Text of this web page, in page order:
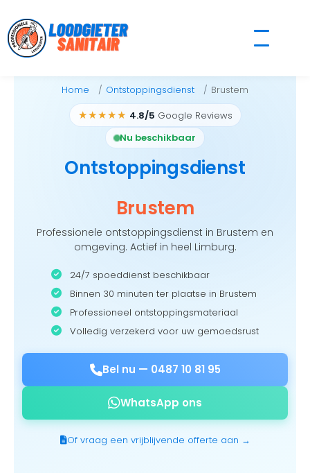
to
content
Home Ontstoppingsdienst Brustem
★★★★★ 4.8/5 Google Reviews
Nu beschikbaar
Ontstoppingsdienst
Brustem
Professionele ontstoppingsdienst in Brustem en
omgeving. Actief in heel Limburg.
24/7 spoeddienst beschikbaar
Binnen 30 minuten ter plaatse in Brustem
Professioneel ontstoppingsmateriaal
Volledig verzekerd voor uw gemoedsrust
Bel nu — 0487 10 81 95
WhatsApp ons
Of vraag een vrijblijvende offerte aan →